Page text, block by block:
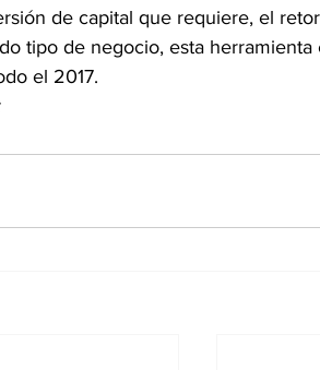
de capital que requiere, el
tipo de negocio, esta herramienta
el 2017.